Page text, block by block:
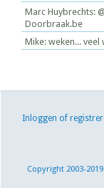
Marc Huybrechts:
Doorbraak.be
Mike: weken... veel
Inloggen of
Copyright 2003-